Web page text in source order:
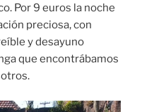
Por 9 euros la noche
preciosa, con
y desayuno
que encontrábamos